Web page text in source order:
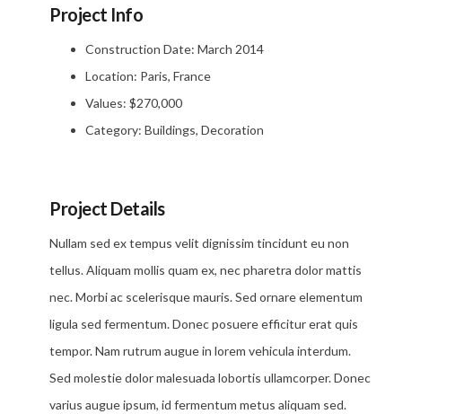
Project Info
Construction Date: March 2014
Location: Paris, France
Values: $270,000
Category: Buildings, Decoration
Project Details
Nullam sed ex tempus velit dignissim tincidunt eu non
tellus. Aliquam mollis quam ex, nec pharetra dolor mattis
nec. Morbi ac scelerisque mauris. Sed ornare elementum
ligula sed fermentum. Donec posuere efficitur erat quis
tempor. Nam rutrum augue in lorem vehicula interdum.
Sed molestie dolor malesuada lobortis ullamcorper. Donec
varius augue ipsum, id fermentum metus aliquam sed.